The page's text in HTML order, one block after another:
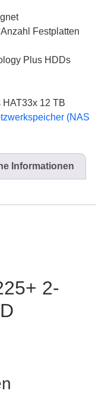
Festplatten
Plus HDDs
12 TB
(NAS
Informationen
2-